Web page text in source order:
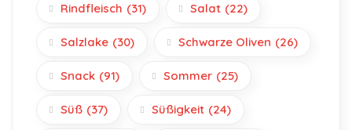
Rindfleisch (31) Salat (22)
Salzlake (30) Schwarze Oliven (26)
Snack (91) Sommer (25)
Süß (37) Süßigkeit (24)